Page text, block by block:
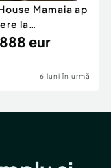
Mamaia ap
la
Mega
eur
6 luni în urmă